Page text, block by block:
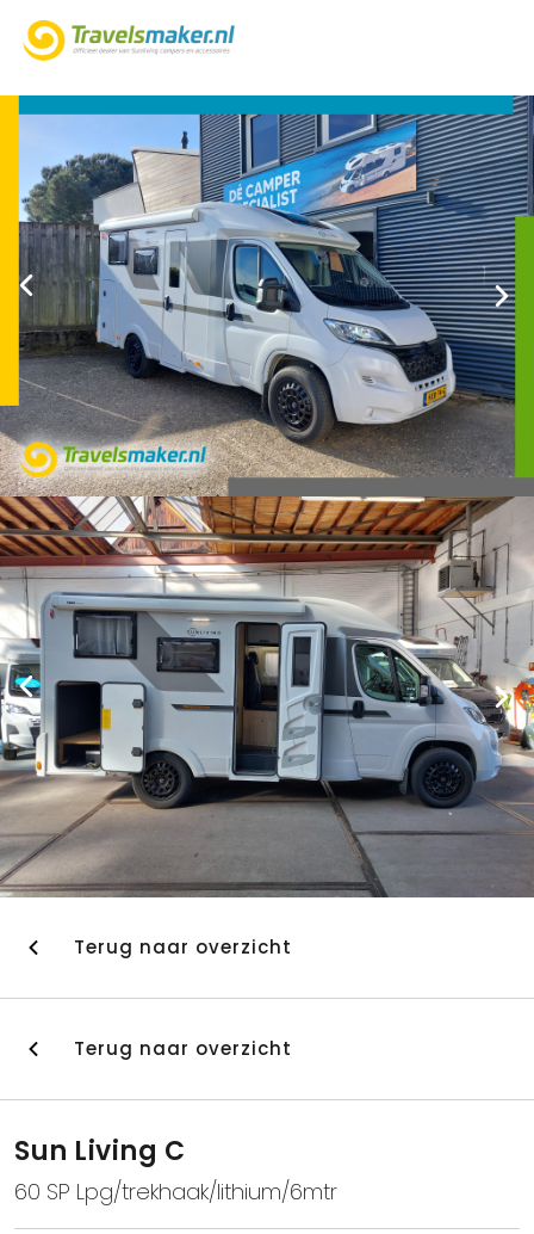
Terug naar overzicht
Terug naar overzicht
Sun Living C
60 SP Lpg/trekhaak/lithium/6mtr